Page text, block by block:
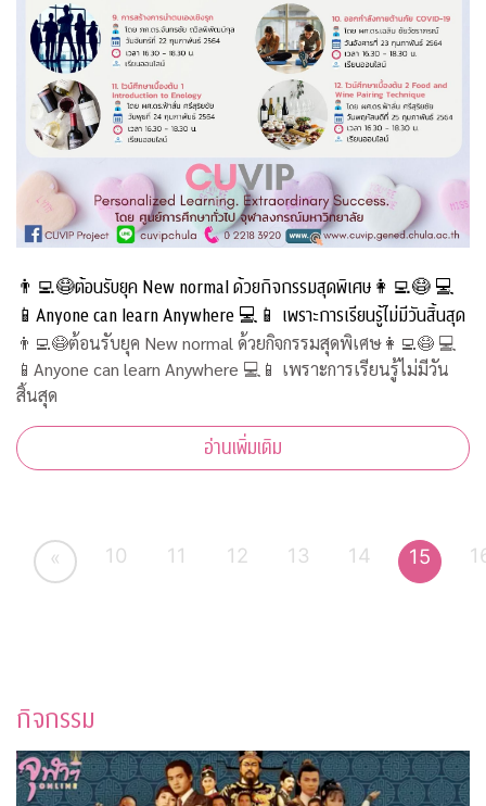
👨‍💻😷ต้อนรับยุค New normal ด้วยกิจกรรมสุดพิเศษ👩‍💻😷 💻
📱Anyone can learn Anywhere 💻📱 เพราะการเรียนรู้ไม่มีวันสิ้นสุด
👨‍💻😷ต้อนรับยุค New normal ด้วยกิจกรรมสุดพิเศษ👩‍💻😷 💻
📱Anyone can learn Anywhere 💻📱 เพราะการเรียนรู้ไม่มีวัน
สิ้นสุด
อ่านเพิ่มเติม
« 10 11 12 13 14 15
กิจกรรม